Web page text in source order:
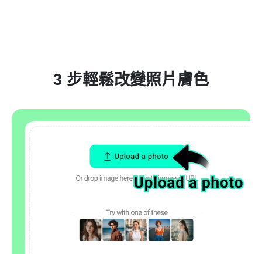
3 步輕鬆改變照片膚色